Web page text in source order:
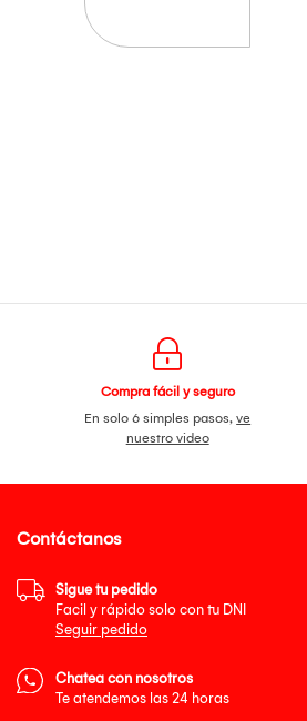
Compra fácil y seguro
En solo 6 simples pasos,ve
nuestro video
Contáctanos
Sigue tu pedido
Facil y rápido solo con tu DNI
Seguir pedido
Chatea con nosotros
Te atendemos las 24 horas